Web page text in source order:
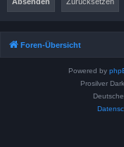
Foren-Übersicht
Powered by
Prosilver